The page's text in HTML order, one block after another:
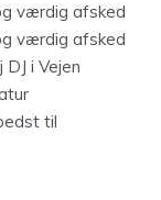
værdig afsked
værdig afsked
i Vejen
til